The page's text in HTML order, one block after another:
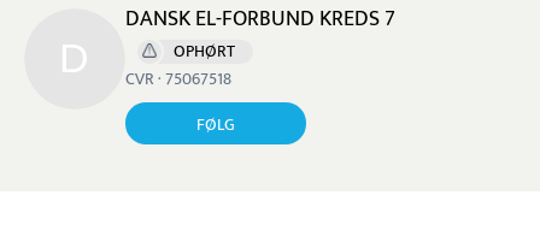
DANSK EL-FORBUND KREDS 7
OPHØRT
CVR · 75067518
FØLG